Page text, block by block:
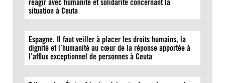
réagir avec humanité et solidarité concernant la
situation à Ceuta
Espagne. Il faut veiller à placer les droits humains, la
dignité et l’humanité au cœur de la réponse apportée à
l’afflux exceptionnel de personnes à Ceuta